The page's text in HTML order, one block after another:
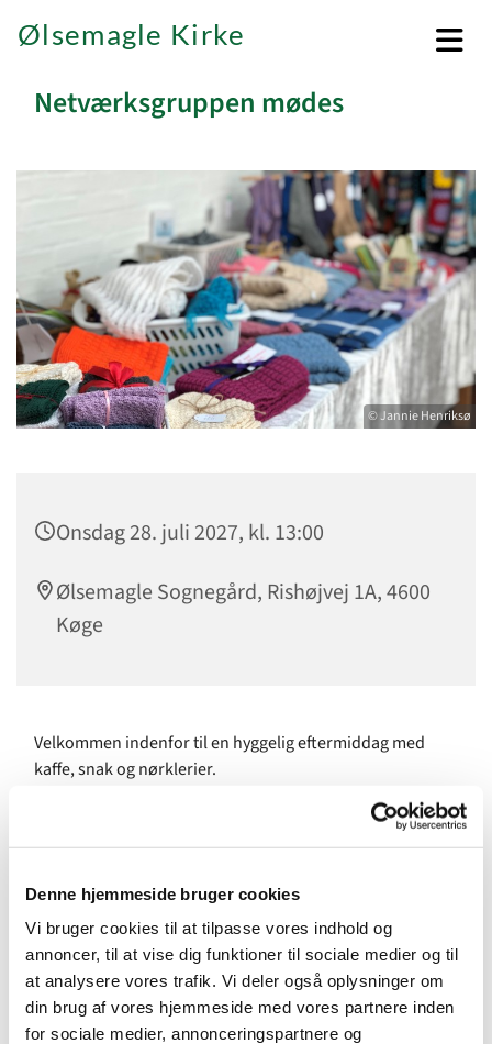
Denne hjemmeside bruger cookies
Vi bruger cookies til at tilpasse vores indhold og
annoncer, til at vise dig funktioner til sociale medier og til
at analysere vores trafik. Vi deler også oplysninger om
din brug af vores hjemmeside med vores partnere inden
for sociale medier, annonceringspartnere og
Ølsemagle Kirke
Netværksgruppen mødes
© Jannie Henriksø
Onsdag 28. juli 2027, kl. 13:00
Ølsemagle Sognegård, Rishøjvej 1A, 4600
Køge
Velkommen indenfor til en hyggelig eftermiddag med
kaffe, snak og nørklerier.
Vi byder alle velkommen i vores gruppe! Uanset om du er
være med.